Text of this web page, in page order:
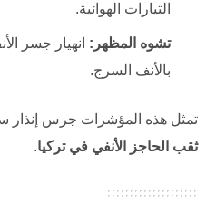
التيارات الهوائية.
تشوه المظهر: انهيار جسر
بالأنف السرج.
تمثل هذه المؤشرات جرس إنذار
ثقب الحاجز الأنفي في تركيا.